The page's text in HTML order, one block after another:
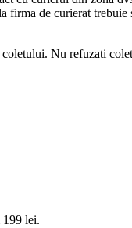
firma de curierat trebuie
Nu refuzati
199 lei.